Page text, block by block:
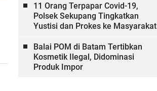
11 Orang Terpapar Covid-19,
Polsek Sekupang Tingkatkan
Yustisi dan Prokes ke Masyarakat
Balai POM di Batam Tertibkan
Kosmetik Ilegal, Didominasi
Produk Impor